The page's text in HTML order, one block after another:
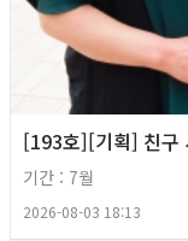
[193호][기획] 친구
기간 : 7월
2026-08-03 18:13